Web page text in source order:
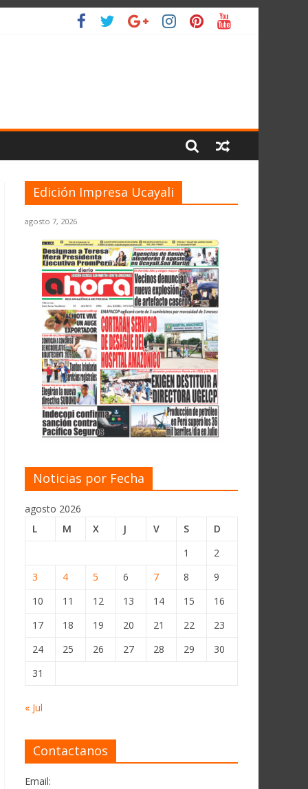
Edición Impresa Ucayali
agosto 7, 2026
Noticias por Fecha
agosto 2026
L
M X J V S
D
1
2
3
4 5 6 7 8
9
10
11 12 13 14 15
16
17
18 19 20 21 22
23
24
25 26 27 28 29
30
31
« Jul
Contactanos
Email: